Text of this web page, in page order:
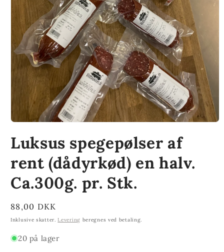
1
iLuksus spegepølser af
rent (dådyrkød) en halv.
Ca.300g. pr. Stk.
Normalpris
88,00 DKK
Inklusive skatter.Levering beregnes ved betaling.
20 på lager